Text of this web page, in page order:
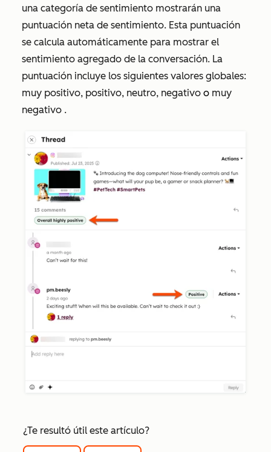
una categoría de sentimiento mostrarán una
puntuación neta de sentimiento. Esta puntuación
se calcula automáticamente para mostrar el
sentimiento agregado de la conversación. La
puntuación incluye los siguientes valores globales:
muy positivo, positivo, neutro, negativo o muy
negativo .
¿Te resultó útil este artículo?